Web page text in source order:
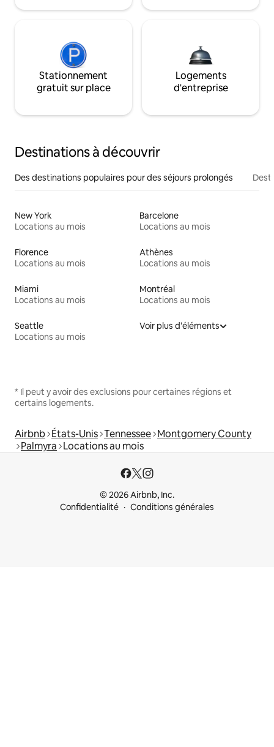
Stationnement
gratuit sur place
Logements
d'entreprise
Destinations à découvrir
Des destinations populaires pour des séjours prolongés
New York
Locations au mois
Barcelone
Locations au mois
Florence
Locations au mois
Athènes
Locations au mois
Miami
Locations au mois
Montréal
Locations au mois
Seattle
Locations au mois
Voir plus d'éléments
* Il peut y avoir des exclusions pour certaines régions et
certains logements.
Airbnb États-Unis Tennessee Montgomery County
Palmyra Locations au mois
© 2026 Airbnb, Inc.
Confidentialité
Conditions générales